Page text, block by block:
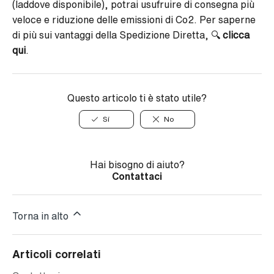
(laddove disponibile), potrai usufruire di consegna più
veloce e riduzione delle emissioni di Co2. Per saperne
di più sui vantaggi della Spedizione Diretta, 🔍 clicca
qui
Questo articolo ti è stato utile?
Sí No
Hai bisogno di aiuto?
Contattaci
Torna in alto
Articoli correlati